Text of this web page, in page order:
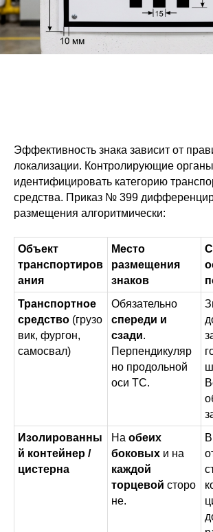
Эффективность знака зависит от
локализации. Контролирующие
идентифицировать категорию
средства. Приказ № 399
размещения алгоритмически:
Объект
транспортиров
ания
Место
размещения
знаков
Транспортное
средство (грузо
вик, фургон,
самосвал)
Обязательно
спереди и
сзади.
Перпендикуляр
но продольной
оси ТС.
Изолированны
й контейнер /
цистерна
На обеих
боковых и на
каждой
торцевой сторо
не.